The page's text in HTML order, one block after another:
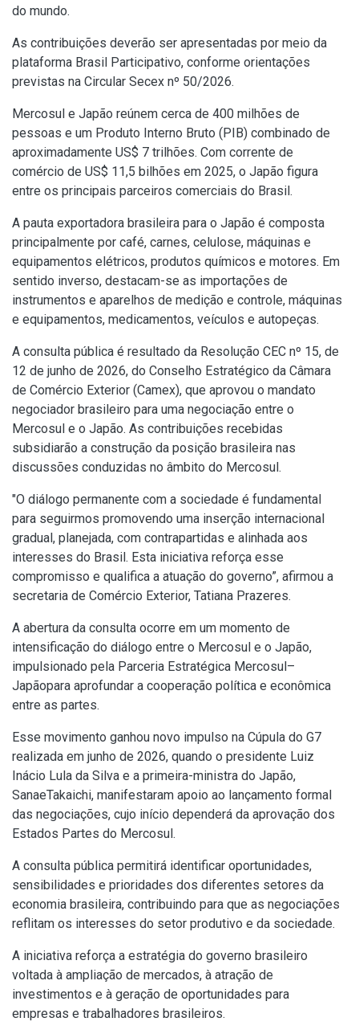
do mundo.
As contribuições deverão ser apresentadas por meio da
plataforma Brasil Participativo, conforme orientações
previstas na Circular Secex nº 50/2026.
Mercosul e Japão reúnem cerca de 400 milhões de
pessoas e um Produto Interno Bruto (PIB) combinado de
aproximadamente US$ 7 trilhões. Com corrente de
comércio de US$ 11,5 bilhões em 2025, o Japão figura
entre os principais parceiros comerciais do Brasil.
A pauta exportadora brasileira para o Japão é composta
principalmente por café, carnes, celulose, máquinas e
equipamentos elétricos, produtos químicos e motores. Em
sentido inverso, destacam-se as importações de
instrumentos e aparelhos de medição e controle, máquinas
e equipamentos, medicamentos, veículos e autopeças.
A consulta pública é resultado da Resolução CEC nº 15, de
12 de junho de 2026, do Conselho Estratégico da Câmara
de Comércio Exterior (Camex), que aprovou o mandato
negociador brasileiro para uma negociação entre o
Mercosul e o Japão. As contribuições recebidas
subsidiarão a construção da posição brasileira nas
discussões conduzidas no âmbito do Mercosul.
"O diálogo permanente com a sociedade é fundamental
para seguirmos promovendo uma inserção internacional
gradual, planejada, com contrapartidas e alinhada aos
interesses do Brasil. Esta iniciativa reforça esse
compromisso e qualifica a atuação do governo”, afirmou a
secretaria de Comércio Exterior, Tatiana Prazeres.
A abertura da consulta ocorre em um momento de
intensificação do diálogo entre o Mercosul e o Japão,
impulsionado pela Parceria Estratégica Mercosul–
Japãopara aprofundar a cooperação política e econômica
entre as partes.
Esse movimento ganhou novo impulso na Cúpula do G7
realizada em junho de 2026, quando o presidente Luiz
Inácio Lula da Silva e a primeira-ministra do Japão,
SanaeTakaichi, manifestaram apoio ao lançamento formal
das negociações, cujo início dependerá da aprovação dos
Estados Partes do Mercosul.
A consulta pública permitirá identificar oportunidades,
sensibilidades e prioridades dos diferentes setores da
economia brasileira, contribuindo para que as negociações
reflitam os interesses do setor produtivo e da sociedade.
A iniciativa reforça a estratégia do governo brasileiro
voltada à ampliação de mercados, à atração de
investimentos e à geração de oportunidades para
empresas e trabalhadores brasileiros.